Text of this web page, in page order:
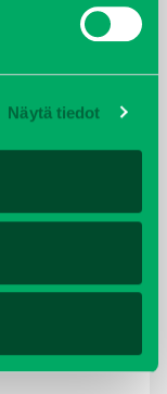
Näytä tiedot